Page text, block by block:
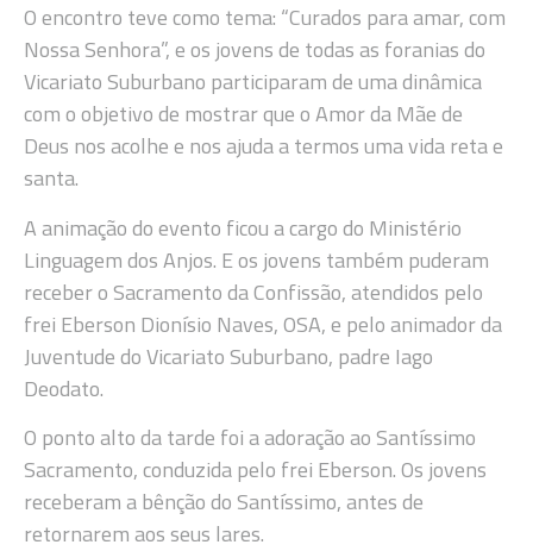
O encontro teve como tema: “Curados para amar, com
Nossa Senhora”, e os jovens de todas as foranias do
Vicariato Suburbano participaram de uma dinâmica
com o objetivo de mostrar que o Amor da Mãe de
Deus nos acolhe e nos ajuda a termos uma vida reta e
santa.
A animação do evento ficou a cargo do Ministério
Linguagem dos Anjos. E os jovens também puderam
receber o Sacramento da Confissão, atendidos pelo
frei Eberson Dionísio Naves, OSA, e pelo animador da
Juventude do Vicariato Suburbano, padre Iago
Deodato.
O ponto alto da tarde foi a adoração ao Santíssimo
Sacramento, conduzida pelo frei Eberson. Os jovens
receberam a bênção do Santíssimo, antes de
retornarem aos seus lares.